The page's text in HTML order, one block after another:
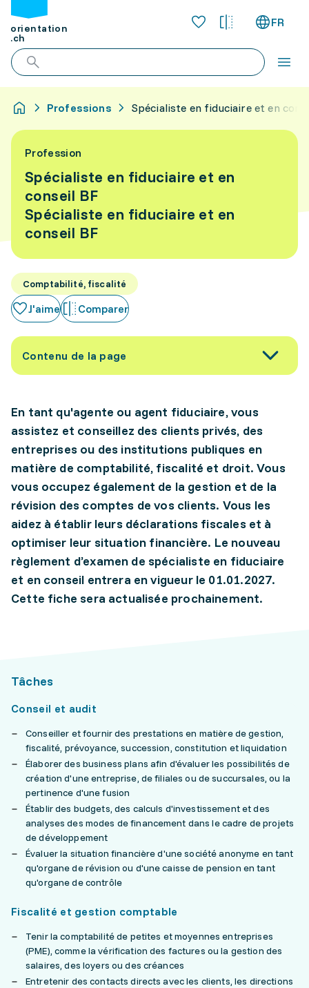
orientation
.ch
FR
Professions Spécialiste en fiduciaire et en
Profession
Spécialiste en fiduciaire et en
conseil BF
Spécialiste en fiduciaire et en
conseil BF
Comptabilité, fiscalité
J'aime Comparer
Contenu de la page
En tant qu'agente ou agent fiduciaire, vous
assistez et conseillez des clients privés, des
entreprises ou des institutions publiques en
matière de comptabilité, fiscalité et droit. Vous
vous occupez également de la gestion et de la
révision des comptes de vos clients. Vous les
aidez à établir leurs déclarations fiscales et à
optimiser leur situation financière. Le nouveau
règlement d’examen de spécialiste en fiduciaire
et en conseil entrera en vigueur le 01.01.2027.
Cette fiche sera actualisée prochainement.
Tâches
Conseil et audit
Conseiller et fournir des prestations en matière de gestion,
fiscalité, prévoyance, succession, constitution et liquidation
Élaborer des business plans afin d'évaluer les possibilités de
création d'une entreprise, de filiales ou de succursales, ou la
pertinence d'une fusion
Établir des budgets, des calculs d'investissement et des
analyses des modes de financement dans le cadre de projets
de développement
Évaluer la situation financière d'une société anonyme en tant
qu'organe de révision ou d'une caisse de pension en tant
qu'organe de contrôle
Fiscalité et gestion comptable
Tenir la comptabilité de petites et moyennes entreprises
(PME), comme la vérification des factures ou la gestion des
salaires, des loyers ou des créances
Entretenir des contacts directs avec les clients, les directions